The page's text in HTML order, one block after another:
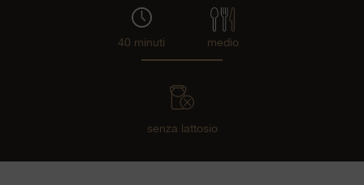
40 minuti medio
senza lattosio